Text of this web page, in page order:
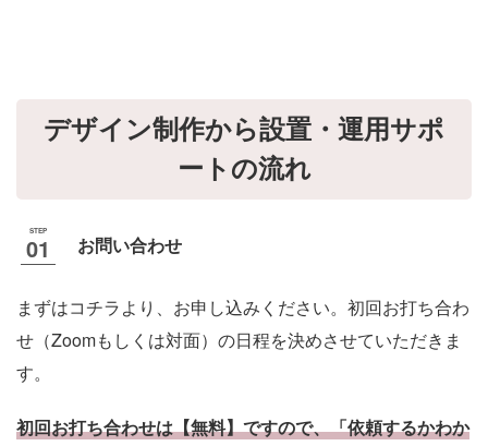
デザイン制作から設置・運用サポ
ートの流れ
お問い合わせ
まずはコチラより、お申し込みください。初回お打ち合わ
せ（Zoomもしくは対面）の日程を決めさせていただきま
す。
初回お打ち合わせは【無料】ですので、「依頼するかわか